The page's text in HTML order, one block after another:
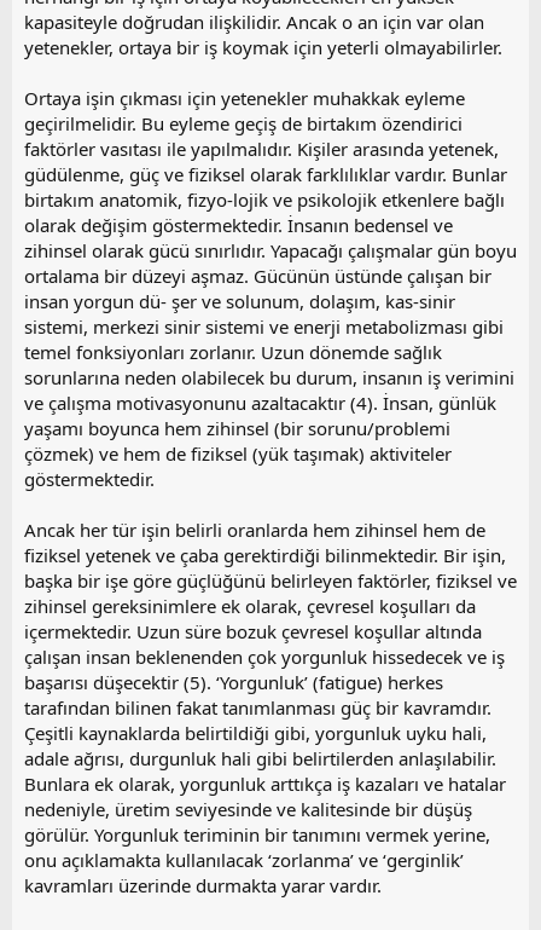
kapasiteyle doğrudan ilişkilidir. Ancak o an için var olan
yetenekler, ortaya bir iş koymak için yeterli olmayabilirler.
Ortaya işin çıkması için yetenekler muhakkak eyleme
geçirilmelidir. Bu eyleme geçiş de birtakım özendirici
faktörler vasıtası ile yapılmalıdır. Kişiler arasında yetenek,
güdülenme, güç ve fiziksel olarak farklılıklar vardır. Bunlar
birtakım anatomik, fizyo-lojik ve psikolojik etkenlere bağlı
olarak değişim göstermektedir. İnsanın bedensel ve
zihinsel olarak gücü sınırlıdır. Yapacağı çalışmalar gün boyu
ortalama bir düzeyi aşmaz. Gücünün üstünde çalışan bir
insan yorgun dü- şer ve solunum, dolaşım, kas-sinir
sistemi, merkezi sinir sistemi ve enerji metabolizması gibi
temel fonksiyonları zorlanır. Uzun dönemde sağlık
sorunlarına neden olabilecek bu durum, insanın iş verimini
ve çalışma motivasyonunu azaltacaktır (4). İnsan, günlük
yaşamı boyunca hem zihinsel (bir sorunu/problemi
çözmek) ve hem de fiziksel (yük taşımak) aktiviteler
göstermektedir.
Ancak her tür işin belirli oranlarda hem zihinsel hem de
fiziksel yetenek ve çaba gerektirdiği bilinmektedir. Bir işin,
başka bir işe göre güçlüğünü belirleyen faktörler, fiziksel ve
zihinsel gereksinimlere ek olarak, çevresel koşulları da
içermektedir. Uzun süre bozuk çevresel koşullar altında
çalışan insan beklenenden çok yorgunluk hissedecek ve iş
başarısı düşecektir (5). ‘Yorgunluk’ (fatigue) herkes
tarafından bilinen fakat tanımlanması güç bir kavramdır.
Çeşitli kaynaklarda belirtildiği gibi, yorgunluk uyku hali,
adale ağrısı, durgunluk hali gibi belirtilerden anlaşılabilir.
Bunlara ek olarak, yorgunluk arttıkça iş kazaları ve hatalar
nedeniyle, üretim seviyesinde ve kalitesinde bir düşüş
görülür. Yorgunluk teriminin bir tanımını vermek yerine,
onu açıklamakta kullanılacak ‘zorlanma’ ve ‘gerginlik’
kavramları üzerinde durmakta yarar vardır.